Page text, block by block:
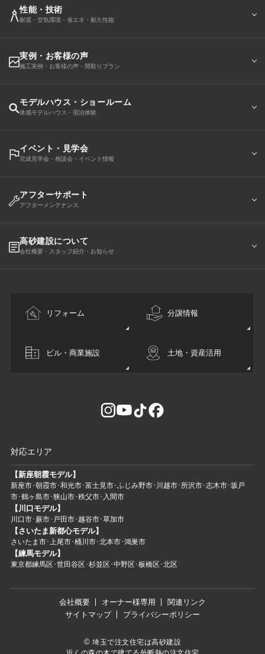
性能・技術
耐震・空気環境・省エネ・耐久性能
実例・お客様の声
施工実例・お客様の声・間取りプラン
モデルハウス・ショールーム
体感モデルハウス・宿泊体験
イベント・見学会
完成見学会・相談会・イベント情報
アフターサポート
アフターメンテナンス
高砂建設について
会社概要・スタッフ紹介・お知らせ
リフォーム 分譲情報
ビル・商業施設 土地・資産活用
対応エリア
【新座朝霞モデル】
新座市･朝霞市･和光市･富士見市･ふじみ野市･川越市･所沢市･志木市･坂戸
市･鶴ヶ島市･狭山市･秩父市･入間市
【川口モデル】
川口市･蕨市･戸田市･越谷市･草加市
【さいたま新都心モデル】
さいたま市･上尾市･桶川市･北本市･鴻巣市
【練馬モデル】
東京都練馬区･世田谷区･杉並区･中野区･板橋区･北区
会社概要 オーナー様専用
関連リンク
サイトマップ
プライバシーポリシー
© 埼玉で注文住宅は高砂建設